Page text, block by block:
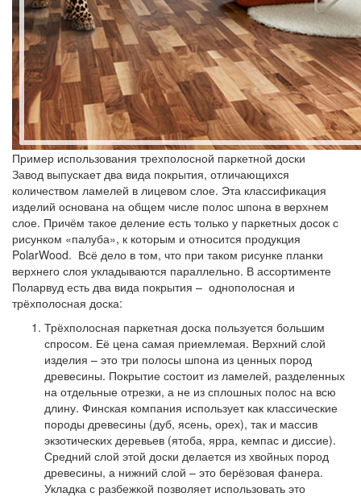
Пример использования трехполосной паркетной доски
Завод выпускает два вида покрытия, отличающихся
количеством ламелей в лицевом слое. Эта классификация
изделий основана на общем числе полос шпона в верхнем
слое. Причём такое деление есть только у паркетных досок с
рисунком «палуба», к которым и относится продукция
PolarWood. Всё дело в том, что при таком рисунке планки
верхнего слоя укладываются параллельно. В ассортименте
Поларвуд есть два вида покрытия – однополосная и
трёхполосная доска:
Трёхполосная паркетная доска пользуется большим
спросом. Её цена самая приемлемая. Верхний слой
изделия – это три полосы шпона из ценных пород
древесины. Покрытие состоит из ламелей, разделенных
на отдельные отрезки, а не из сплошных полос на всю
длину. Финская компания использует как классические
породы древесины (дуб, ясень, орех), так и массив
экзотических деревьев (ятоба, ярра, кемпас и диссие).
Средний слой этой доски делается из хвойных пород
древесины, а нижний слой – это берёзовая фанера.
Укладка с разбежкой позволяет использовать это